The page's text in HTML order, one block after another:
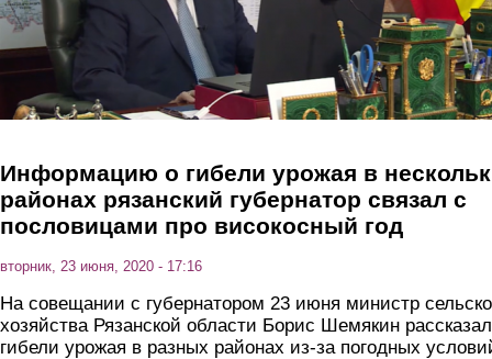
Информацию о гибели урожая в
районах рязанский губернатор связал с
пословицами про високосный год
вторник, 23 июня, 2020 - 17:16
На совещании с губернатором 23 июня министр
хозяйства Рязанской области Борис Шемякин
гибели урожая в разных районах из-за погодных